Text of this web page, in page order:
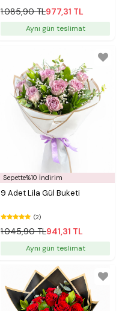
1.085,90 TL977,31 TL
Aynı gün teslimat
Sepette%10 İndirim
9 Adet Lila Gül Buketi
(2)
1.045,90 TL941,31 TL
Aynı gün teslimat